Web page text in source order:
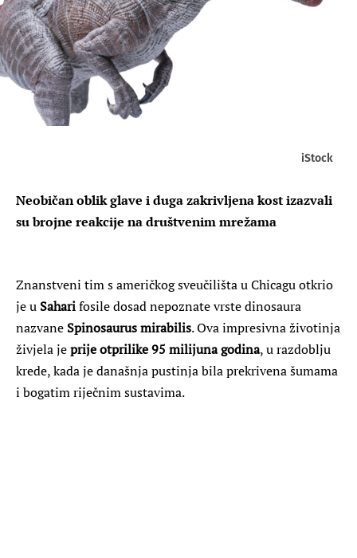
iStock
Neobičan oblik glave i duga zakrivljena kost izazvali
su brojne reakcije na društvenim mrežama
Znanstveni tim s američkog sveučilišta u Chicagu otkrio
je u Saharifosile dosad nepoznate vrste dinosaura
nazvane Spinosaurus mirabilis. Ova impresivna životinja
živjela jeprije otprilike 95 milijuna godina, u razdoblju
krede, kada je današnja pustinja bila prekrivena šumama
i bogatim riječnim sustavima.